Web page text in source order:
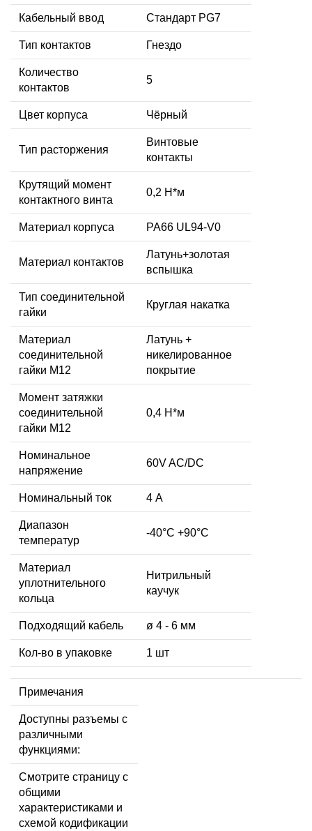
Кабельный ввод Стандарт PG7
Тип контактов Гнездо
Количество
контактов
5
Цвет корпуса Чёрный
Тип расторжения
Винтовые
контакты
Крутящий момент
контактного винта
0,2 Н*м
Материал корпуса PA66 UL94-V0
Материал контактов
Латунь+золотая
вспышка
Тип соединительной
гайки
Круглая накатка
Материал
соединительной
гайки M12
Латунь +
никелированное
покрытие
Момент затяжки
соединительной
гайки M12
0,4 Н*м
Номинальное
напряжение
60V AC/DC
Номинальный ток 4 А
Диапазон
температур
-40°C +90°C
Материал
уплотнительного
кольца
Нитрильный
каучук
Подходящий кабель ø 4 - 6 мм
Кол-во в упаковке 1 шт
Примечания
Доступны разъемы с
различными
функциями:
Смотрите страницу с
общими
характеристиками и
схемой кодификации